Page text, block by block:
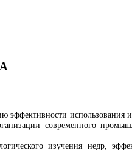
эффективности использования
современного
изучения недр,